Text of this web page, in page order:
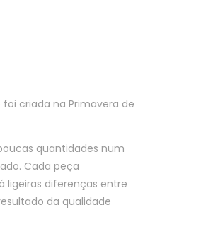
criada na Primavera de
quantidades num
Cada peça
ligeiras diferenças entre
da qualidade